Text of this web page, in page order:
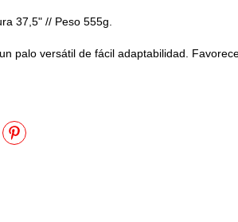
37,5" // Peso 555g.
palo versátil de fácil adaptabilidad.